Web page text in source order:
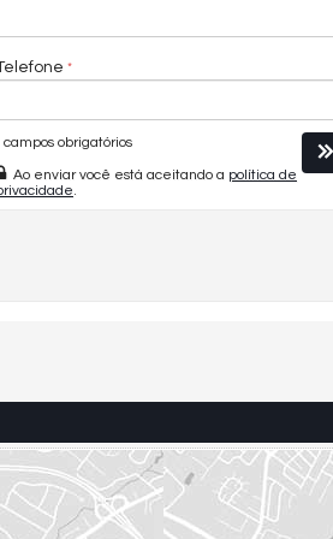
campos obrigatórios
Ao enviar você está aceitando a política de